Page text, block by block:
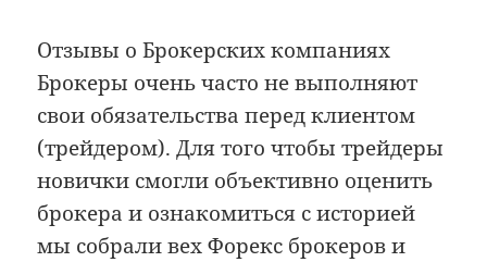
Отзывы о Брокерских компаниях
Брокеры очень часто не выполняют
свои обязательства перед клиентом
(трейдером). Для того чтобы трейдеры
новички смогли объективно оценить
брокера и ознакомиться с историей
мы собрали вех Форекс брокеров и